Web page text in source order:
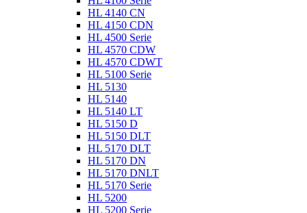
HL 4140 CN
HL 4150 CDN
HL 4500 Serie
HL 4570 CDW
HL 4570 CDWT
HL 5100 Serie
HL 5130
HL 5140
HL 5140 LT
HL 5150 D
HL 5150 DLT
HL 5170 DLT
HL 5170 DN
HL 5170 DNLT
HL 5170 Serie
HL 5200
HL 5200 Serie